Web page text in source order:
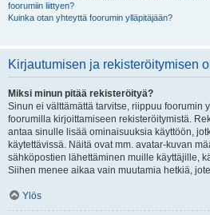
foorumiin liittyen?
Kuinka otan yhteyttä foorumin ylläpitäjään?
Kirjautumisen ja rekisteröitymisen
Miksi minun pitää rekisteröityä?
Sinun ei välttämättä tarvitse, riippuu foorumin
foorumilla kirjoittamiseen rekisteröitymistä.
antaa sinulle lisää ominaisuuksia käyttöön,
käytettävissä. Näitä ovat mm. avatar-kuvan
sähköpostien lähettäminen muille käyttäjille,
Siihen menee aikaa vain muutamia hetkiä,
Ylös